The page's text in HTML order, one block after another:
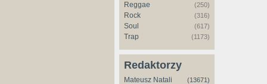
Reggae (250)
Rock (316)
Soul (617)
Trap (1173)
Redaktorzy
Mateusz Natali (13671)